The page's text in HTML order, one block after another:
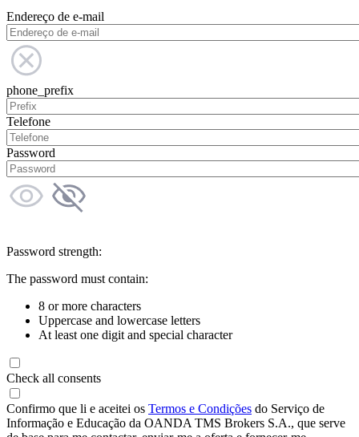
Endereço de e-mail
phone_prefix
Telefone
Password
Password strength:
The password must contain:
8 or more characters
Uppercase and lowercase letters
At least one digit and special character
Check all consents
Confirmo que li e aceitei os Termos e Condições do Serviço de
Informação e Educação da OANDA TMS Brokers S.A., que serve